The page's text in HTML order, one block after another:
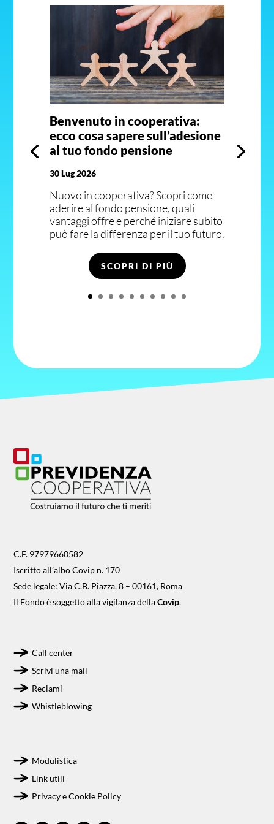
Benvenuto in cooperativa:
ecco cosa sapere sull’adesione
al tuo fondo pensione
30 Lug 2026
Nuovo in cooperativa? Scopri come
aderire al fondo pensione, quali
vantaggi offre e perché iniziare subito
può fare la differenza per il tuo futuro.
SCOPRI DI PIÙ
C.F. 97979660582
Iscritto all’albo Covip n. 170
Sede legale: Via C.B. Piazza, 8 – 00161, Roma
Il Fondo è soggetto alla vigilanza dellaCovip.
Call center
Scrivi una mail
Reclami
Whistleblowing
Modulistica
Link utili
Privacy e Cookie Policy